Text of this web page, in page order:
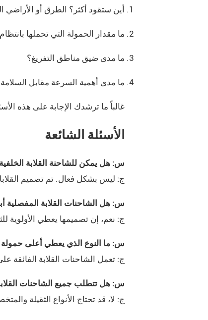
أين ستقود أكثر؟ الطرق أو الأراضي
ما مقدار الحمولة التي تحملها
ما مدى ضيق مناطق التفريغ؟
ما مدى أهمية السرعة مقابل
غالباً ما ترشدك الإجابة على هذه
الأسئلة الشائعة
س: هل يمكن للشاحنة القلابة الخلفية
ج: ليس بشكل فعال. تم تصميم
س: هل الشاحنات القلابة المفصلية
ج: نعم، إن تصميمها يعطي الأولوية
س: ما النوع الذي يعطي أعلى
ج: تعمل الشاحنات القلابة الفائقة
س: هل تتطلب جميع الشاحنات
ج: لا، قد تحتاج الأنواع الثقيلة